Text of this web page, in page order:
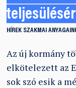
HÍREK SZAKMAI
Az új kormány
elkötelezett az
sok szó esik a